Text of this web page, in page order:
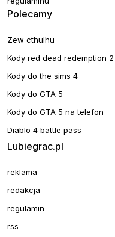
Polecamy
Zew cthulhu
Kody red dead redemption 2
Kody do the sims 4
Kody do GTA 5
Kody do GTA 5 na telefon
Diablo 4 battle pass
Lubiegrac.pl
reklama
redakcja
regulamin
rss